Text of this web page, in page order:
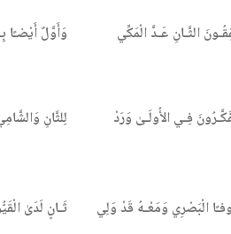
الثَّـانِ عَـدَّ الْمَكِّي وَأَوَّلٌ أَيْضـًا
فِـي الأُولَـىٰ وَرَدْ لِلثَّانِ
الْبَصْرِي وَمَعْـهُ قَدْ وَلِي ثَـانٍ لَدَىٰ